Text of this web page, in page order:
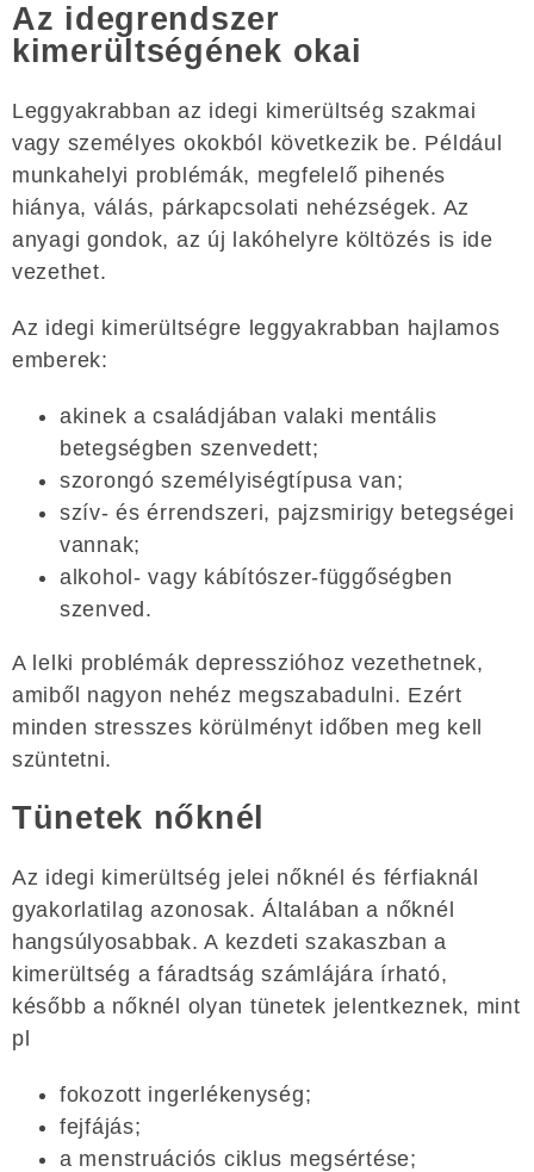
Az idegrendszer
kimerültségének okai
Leggyakrabban az idegi kimerültség szakmai
vagy személyes okokból következik be. Például
munkahelyi problémák, megfelelő pihenés
hiánya, válás, párkapcsolati nehézségek. Az
anyagi gondok, az új lakóhelyre költözés is ide
vezethet.
Az idegi kimerültségre leggyakrabban hajlamos
emberek:
akinek a családjában valaki mentális
betegségben szenvedett;
szorongó személyiségtípusa van;
szív- és érrendszeri, pajzsmirigy betegségei
vannak;
alkohol- vagy kábítószer-függőségben
szenved.
A lelki problémák depresszióhoz vezethetnek,
amiből nagyon nehéz megszabadulni. Ezért
minden stresszes körülményt időben meg kell
szüntetni.
Tünetek nőknél
Az idegi kimerültség jelei nőknél és férfiaknál
gyakorlatilag azonosak. Általában a nőknél
hangsúlyosabbak. A kezdeti szakaszban a
kimerültség a fáradtság számlájára írható,
később a nőknél olyan tünetek jelentkeznek, mint
pl
fokozott ingerlékenység;
fejfájás;
a menstruációs ciklus megsértése;